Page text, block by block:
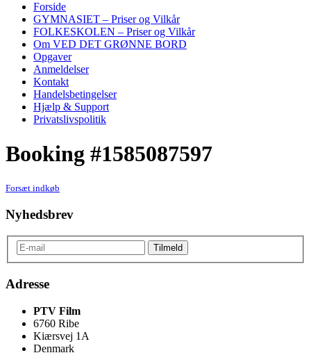
Forside
GYMNASIET – Priser og Vilkår
FOLKESKOLEN – Priser og Vilkår
Om VED DET GRØNNE BORD
Opgaver
Anmeldelser
Kontakt
Handelsbetingelser
Hjælp & Support
Privatslivspolitik
Booking #1585087597
Forsæt indkøb
Nyhedsbrev
Adresse
PTV Film
6760 Ribe
Kiærsvej 1A
Denmark